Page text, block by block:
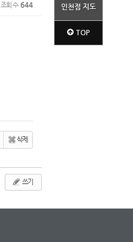
조회 수 644
삭제
쓰기
인천점 지도
TOP